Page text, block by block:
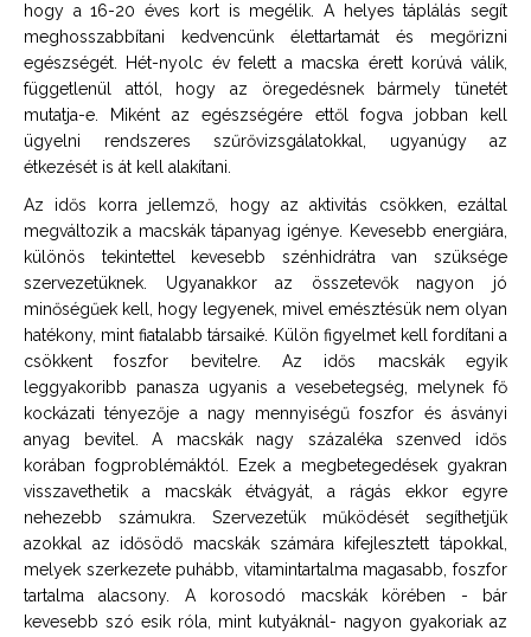
hogy a 16-20 éves kort is megélik. A helyes táplálás segít
meghosszabbítani kedvencünk élettartamát és megőrizni
egészségét. Hét-nyolc év felett a macska érett korúvá válik,
függetlenül attól, hogy az öregedésnek bármely tünetét
mutatja-e. Miként az egészségére ettől fogva jobban kell
ügyelni rendszeres szűrővizsgálatokkal, ugyanúgy az
étkezését is át kell alakítani.
Az idős korra jellemző, hogy az aktivitás csökken, ezáltal
megváltozik a macskák tápanyag igénye. Kevesebb energiára,
különös tekintettel kevesebb szénhidrátra van szüksége
szervezetüknek. Ugyanakkor az összetevők nagyon jó
minőségűek kell, hogy legyenek, mivel emésztésük nem olyan
hatékony, mint fiatalabb társaiké. Külön figyelmet kell fordítani a
csökkent foszfor bevitelre. Az idős macskák egyik
leggyakoribb panasza ugyanis a vesebetegség, melynek fő
kockázati tényezője a nagy mennyiségű foszfor és ásványi
anyag bevitel. A macskák nagy százaléka szenved idős
korában fogproblémáktól. Ezek a megbetegedések gyakran
visszavethetik a macskák étvágyát, a rágás ekkor egyre
nehezebb számukra. Szervezetük működését segíthetjük
azokkal az idősödő macskák számára kifejlesztett tápokkal,
melyek szerkezete puhább, vitamintartalma magasabb, foszfor
tartalma alacsony. A korosodó macskák körében - bár
kevesebb szó esik róla, mint kutyáknál- nagyon gyakoriak az